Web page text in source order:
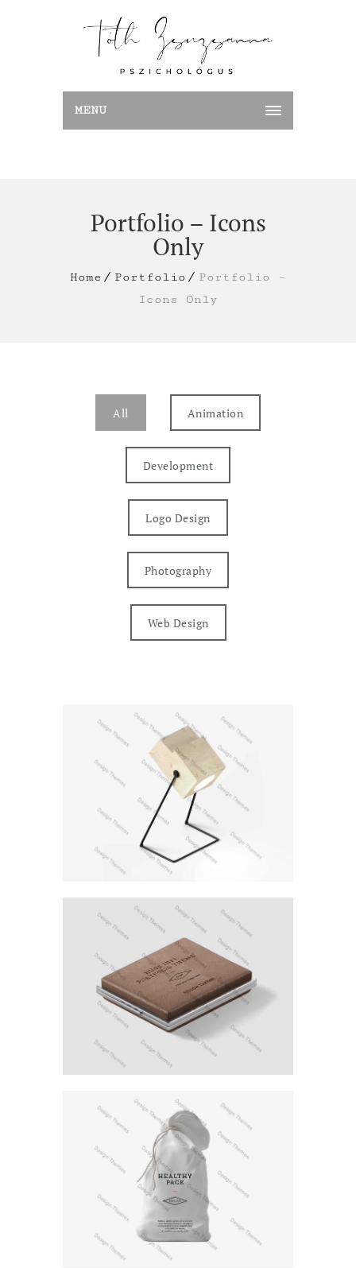
MENU
Portfolio – Icons
Only
Home Portfolio
Portfolio –
Icons Only
All Animation
Development
Logo Design
Photography
Web Design